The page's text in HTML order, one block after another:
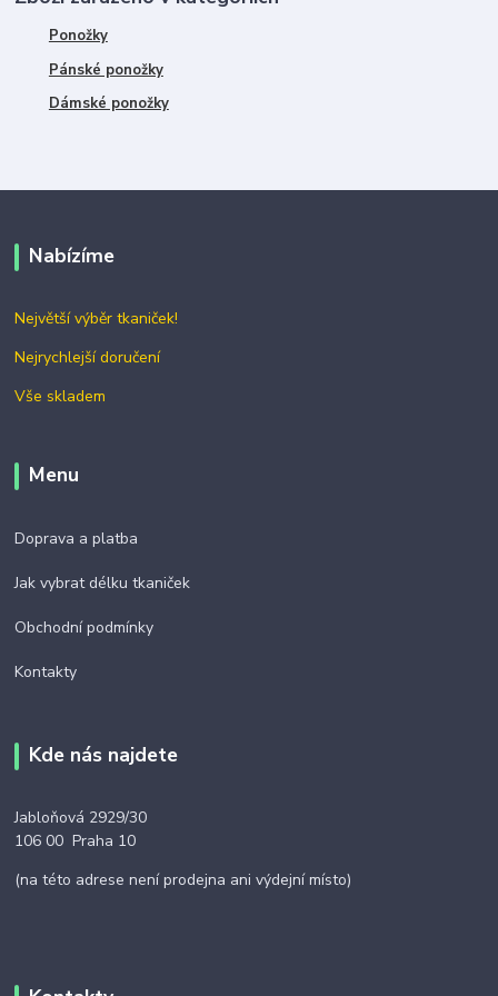
Ponožky
Pánské ponožky
Dámské ponožky
Nabízíme
Největší výběr tkaniček!
Nejrychlejší doručení
Vše skladem
Menu
Doprava a platba
Jak vybrat délku tkaniček
Obchodní podmínky
Kontakty
Kde nás najdete
Jabloňová 2929/30
106 00 Praha 10
(na této adrese není prodejna ani výdejní místo)